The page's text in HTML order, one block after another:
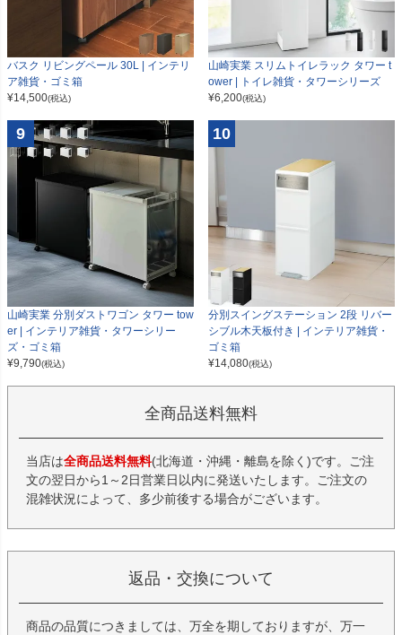
バスク リビングペール 30L | インテリ
ア雑貨・ゴミ箱
¥14,500(税込)
山崎実業 スリムトイレラック タワー t
ower | トイレ雑貨・タワーシリーズ
¥6,200(税込)
9
山崎実業 分別ダストワゴン タワー tow
er | インテリア雑貨・タワーシリー
ズ・ゴミ箱
¥9,790(税込)
10
分別スイングステーション 2段 リバー
シブル木天板付き | インテリア雑貨・
ゴミ箱
¥14,080(税込)
全商品送料無料
当店は全商品送料無料(北海道・沖縄・離島を除く)です。ご注
文の翌日から1～2日営業日以内に発送いたします。ご注文の
混雑状況によって、多少前後する場合がございます。
返品・交換について
商品の品質につきましては、万全を期しておりますが、万一